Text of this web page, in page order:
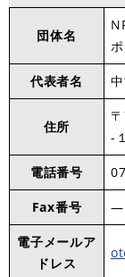
団体名
代表者名
住所
-
電話番号
Fax番号 ―
電子メールア
ドレス